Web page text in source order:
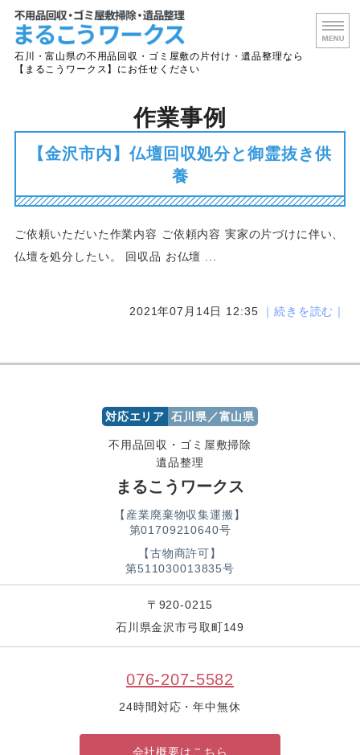
石川・富
石川・富山県の不用品回収・ゴミ屋敷の片付け・遺品整理なら
【まるこうワークス】にお任せください
お問い合わせ
作業事例
【金沢市内】仏壇回収処分と御霊抜き供
養
ご依頼いただいた作業内容 ご依頼内容 実家の片づけに伴い、
仏壇を処分したい。 回収品 お仏壇 ...
2021年07月14日 12:35 ｜続きを読む｜
対応エリア 石川県／富山県
不用品回収・ゴミ屋敷掃除
遺品整理
まるこうワークス
【産業廃棄物収集運搬】
第01709210640号
【古物商許可】
第511030013835号
〒920-0215
石川県金沢市弓取町149
076-207-5582
24時間対応・年中無休
会社概要はこちら